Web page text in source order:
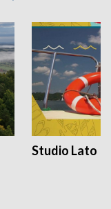
Studio Lato